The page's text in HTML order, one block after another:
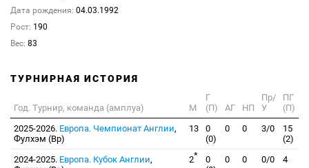
Дата рождения: 04.03.1992
Рост: 190
Вес: 83
ТУРНИРНАЯ ИСТОРИЯ
Год. Турнир, команда (амплуа) М
Г
(П)
АГ НП
Пр/
У
ПГ
(П)
2025-2026. Европа. Чемпионат Англии,
Фулхэм (Вр)
13
0
(0)
0 0 3/0
15
(2)
2024-2025. Европа. Кубок Англии,
2*
0
0 0 0/0 4